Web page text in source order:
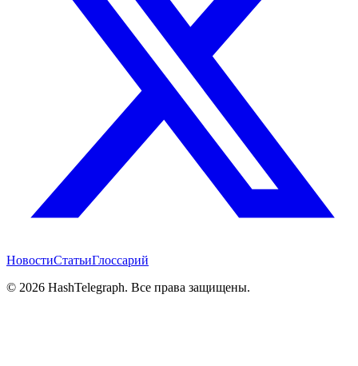
НовостиСтатьиГлоссарий
© 2026 HashTelegraph. Все права защищены.